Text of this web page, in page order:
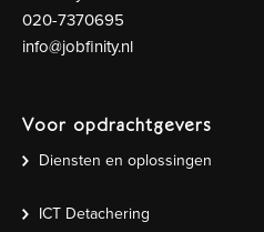
020-7370695
info@jobfinity.nl
Voor opdrachtgevers
Diensten en oplossingen
ICT Detachering